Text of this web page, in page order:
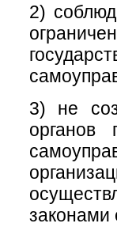
2)
3) не
органов
законами